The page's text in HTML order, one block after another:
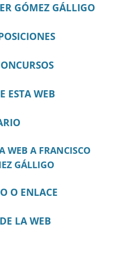
GÓMEZ GÁLLIGO
ESTA WEB
WEB A FRANCISCO
GÁLLIGO
O ENLACE
LA WEB